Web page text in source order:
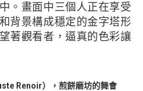
背景構成穩定的金字塔形
著觀看者，逼真的色彩讓
Renoir），煎餅磨坊的舞會